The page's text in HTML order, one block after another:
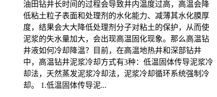
油田钻井长时间的过程会导致井内温度过高，高温会降
低粘土粒子表面和处理剂的水化能力、减薄其水化膜厚
度，结果会大大降低处理剂分子对粘土的保护，从而使
泥浆的失水量加大，会出现高温固化现象。那么高温钻
井液如何冷却降温？目前，在高温地热井和深部钻井
中，高温钻井泥浆冷却方式有3种：低温固体传导泥浆冷
却法，天然蒸发泥浆冷却法，泥浆冷却循环系统强制冷
却。 1.低温固体传导泥...